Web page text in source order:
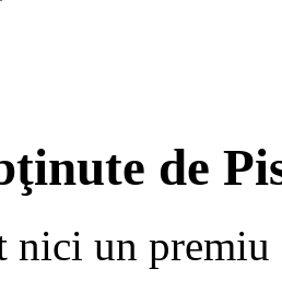
de
nici un premiu